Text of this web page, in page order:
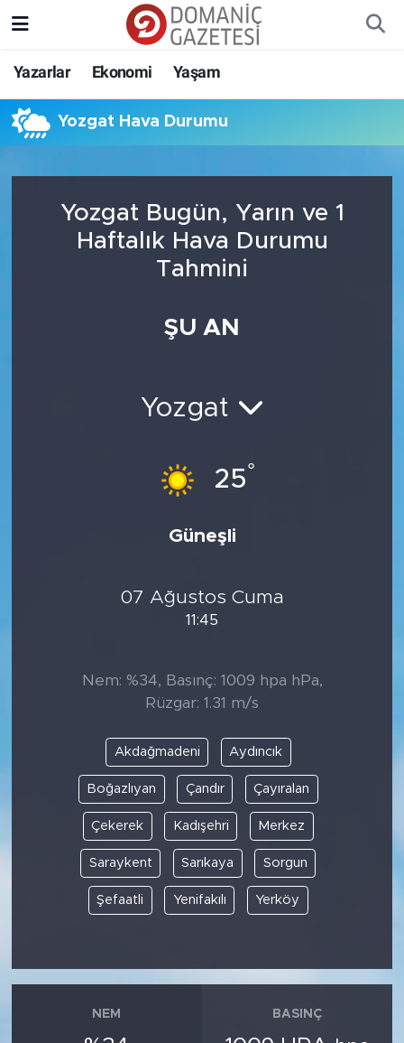
Yazarlar Ekonomi Yaşam
Yozgat Hava Durumu
Yozgat Bugün, Yarın ve 1
Haftalık Hava Durumu
Tahmini
ŞU AN
Yozgat
25°
Güneşli
07 Ağustos Cuma
11:45
Nem: %34, Basınç: 1009 hpa hPa,
Rüzgar: 1.31 m/s
Akdağmadeni Aydıncık
Boğazlıyan Çandır Çayıralan
Çekerek Kadışehri Merkez
Saraykent Sarıkaya Sorgun
Şefaatli Yenifakılı Yerköy
NEM BASINÇ